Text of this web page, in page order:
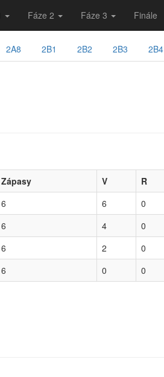
Fáze 2 Fáze 3 Finále
2A8 2B1 2B2 2B3 2B4
Zápasy V R
6 6 0
6 4 0
6 2 0
6 0 0